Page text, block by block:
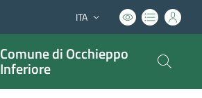
Lingua attiva:
ITA
Comune di Occhieppo
Inferiore